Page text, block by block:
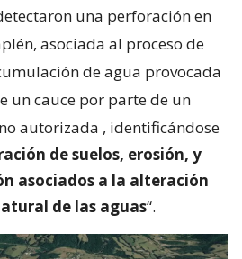
una perforación en
asociada al proceso de
de agua provocada
un cauce por parte de un
autorizada , identificándose
de suelos, erosión, y
asociados a la alteración
de las aguas“.